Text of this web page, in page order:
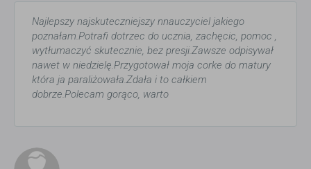
Najlepszy najskuteczniejszy nnauczyciel jakiego
poznałam.Potrafi dotrzec do ucznia, zachęcic, pomoc ,
wytłumaczyć skutecznie, bez presji.Zawsze odpisywał
nawet w niedzielę.Przygotował moja corke do matury
która ja paraliżowała.Zdała i to całkiem
dobrze.Polecam gorąco, warto